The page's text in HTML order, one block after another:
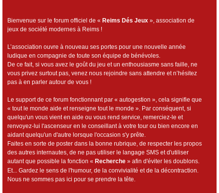
Bienvenue sur le forum officiel de « Reims Dés Jeux », association de
jeux de société modernes à Reims !
L’association ouvre à nouveau ses portes pour une nouvelle année
ludique en compagnie de toute son équipe de bénévoles.
De ce fait, si vous avez le goût du jeu et un enthousiasme sans faille, ne
vous privez surtout pas, venez nous rejoindre sans attendre et n’hésitez
pas à en parler autour de vous !
Le support de ce forum fonctionnant par « autogestion », cela signifie que
« tout le monde aide et renseigne tout le monde ». Par conséquent, si
quelqu'un vous vient en aide ou vous rend service, remerciez-le et
renvoyez-lui l'ascenseur en le conseillant à votre tour ou bien encore en
aidant quelqu'un d'autre lorsque l'occasion s'y prête.
Faites en sorte de poster dans la bonne rubrique, de respecter les propos
des autres internautes, de ne pas utiliser le langage SMS et d'utiliser
autant que possible la fonction « Recherche » afin d'éviter les doublons.
Et... Gardez le sens de l'humour, de la convivialité et de la décontraction.
Nous ne sommes pas ici pour se prendre la tête.